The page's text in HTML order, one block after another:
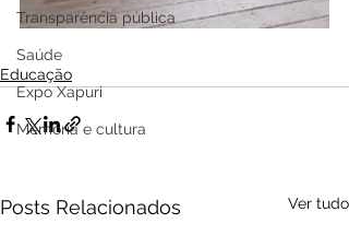
Transparência pública
Saúde
Expo Xapuri
Memória e cultura
Educação
Posts Relacionados Ver tudo